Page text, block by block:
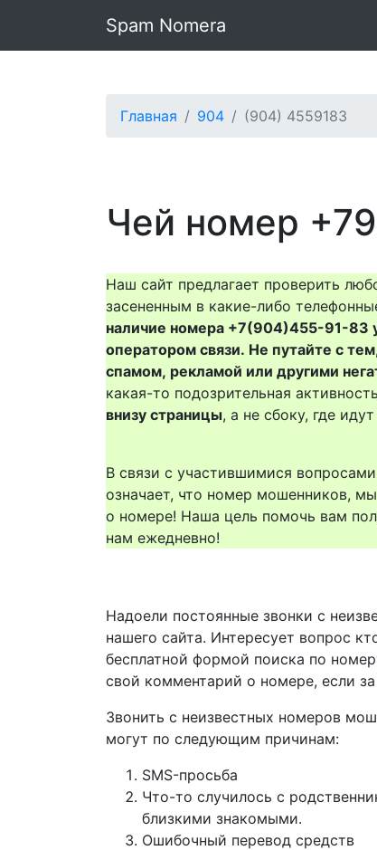
Spam Nomera
Главная 904 (904) 4559183
Чей номер
Наш сайт предлагает проверить
засененным в какие-либо
наличие номера +7(904)455-91-83 у
оператором связи. Не путайте с
спамом, рекламой или другими
какая-то подозрительная
внизу страницы, а не сбоку, где
В связи с участившимися
означает, что номер мошенников,
о номере! Наша цель помочь вам
нам ежедневно!
Надоели постоянные звонки с
нашего сайта. Интересует вопрос
бесплатной формой поиска по
свой комментарий о номере, если
Звонить с неизвестных номеров
могут по следующим причинам:
SMS-просьба
Что-то случилось с
близкими знакомыми.
Ошибочный перевод средств